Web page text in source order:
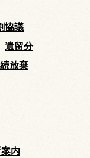
協議
遺留分
放棄
内